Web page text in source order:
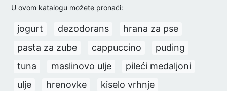
U ovom katalogu možete pronaći:
jogurt dezodorans
hrana za pse
pasta za zube
cappuccino
puding
tuna
maslinovo ulje
pileći medaljoni
ulje
hrenovke
kiselo vrhnje